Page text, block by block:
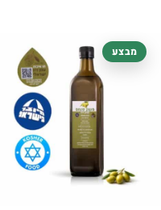
מבצע
המחיר
המקורי
היה:
70.00 ₪.
הנוכחי
62.00 ₪.